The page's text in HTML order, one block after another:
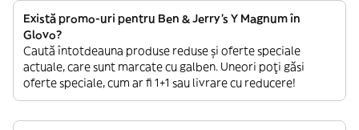
Există promo-uri pentru Ben & Jerry's Y Magnum în
Glovo?
Caută întotdeauna produse reduse și oferte speciale
actuale, care sunt marcate cu galben. Uneori poți găsi
oferte speciale, cum ar fi 1+1 sau livrare cu reducere!